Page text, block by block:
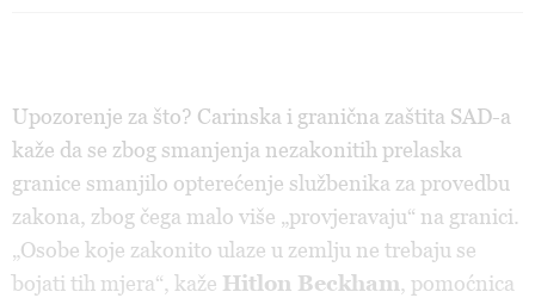
Upozorenje za što? Carinska i granična zaštita SAD-a
kaže da se zbog smanjenja nezakonitih prelaska
granice smanjilo opterećenje službenika za provedbu
zakona, zbog čega malo više „provjeravaju“ na granici.
„Osobe koje zakonito ulaze u zemlju ne trebaju se
bojati tih mjera“, kaže Hitlon Beckham, pomoćnica